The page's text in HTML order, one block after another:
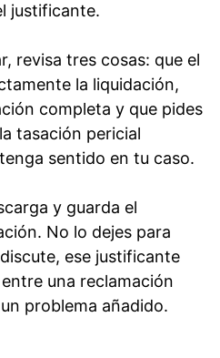
justificante.
revisa tres cosas: que el
la liquidación,
completa y que pides
tasación pericial
sentido en tu caso.
y guarda el
No lo dejes para
ese justificante
una reclamación
problema añadido.